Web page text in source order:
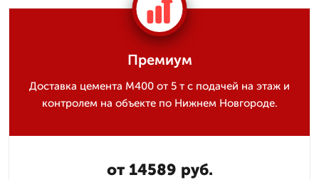
Премиум
Доставка цемента М400 от 5 т с подачей на этаж и
контролем на объекте по Нижнем Новгороде.
от 14589 руб.